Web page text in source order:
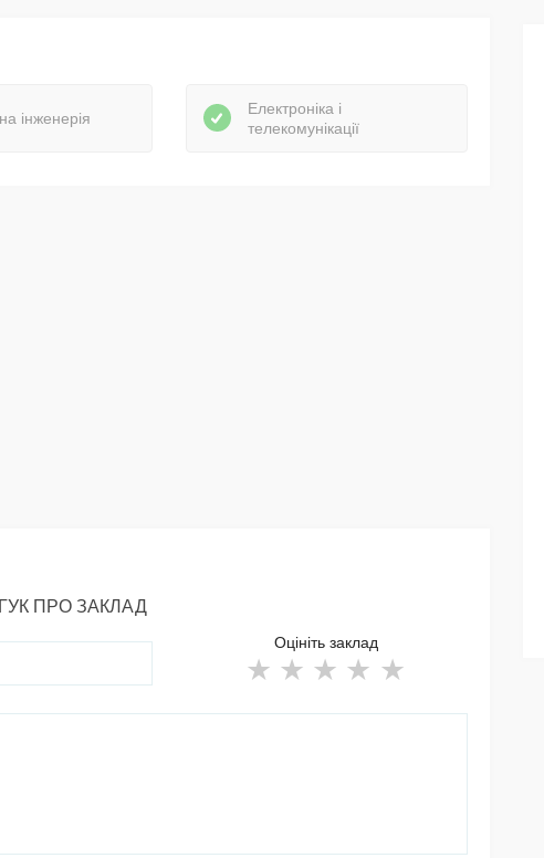
інженерія
Електроніка і
телекомунікації
ПРО ЗАКЛАД
Оцініть заклад